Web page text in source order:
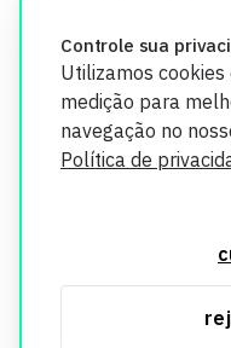
Controle sua
Utilizamos
medição para
navegação no
Política de
segurança. Todos os
utilizados exclusivamente
informações, consulte